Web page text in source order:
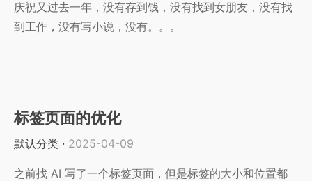
庆祝又过去一年，没有存到钱，没有找到女朋友，没有找
到工作，没有写小说，没有。。。
标签页面的优化
默认分类 · 2025-04-09
之前找 AI 写了一个标签页面，但是标签的大小和位置都